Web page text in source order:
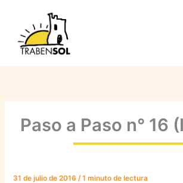
contenido
Paso a Paso n° 16
31 de julio de 2016 /1 minuto de lectura